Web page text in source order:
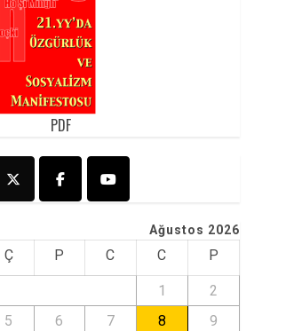
PDF
Ağustos 2026
Ç P C C P
1
2
5 6 7 8
9